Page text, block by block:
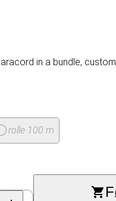
in a bundle,
rolle 100 m